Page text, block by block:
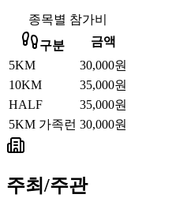
종목별 참가비
구분
금액
5KM
30,000원
10KM
35,000원
HALF
35,000원
5KM 가족런 30,000원
주최/주관